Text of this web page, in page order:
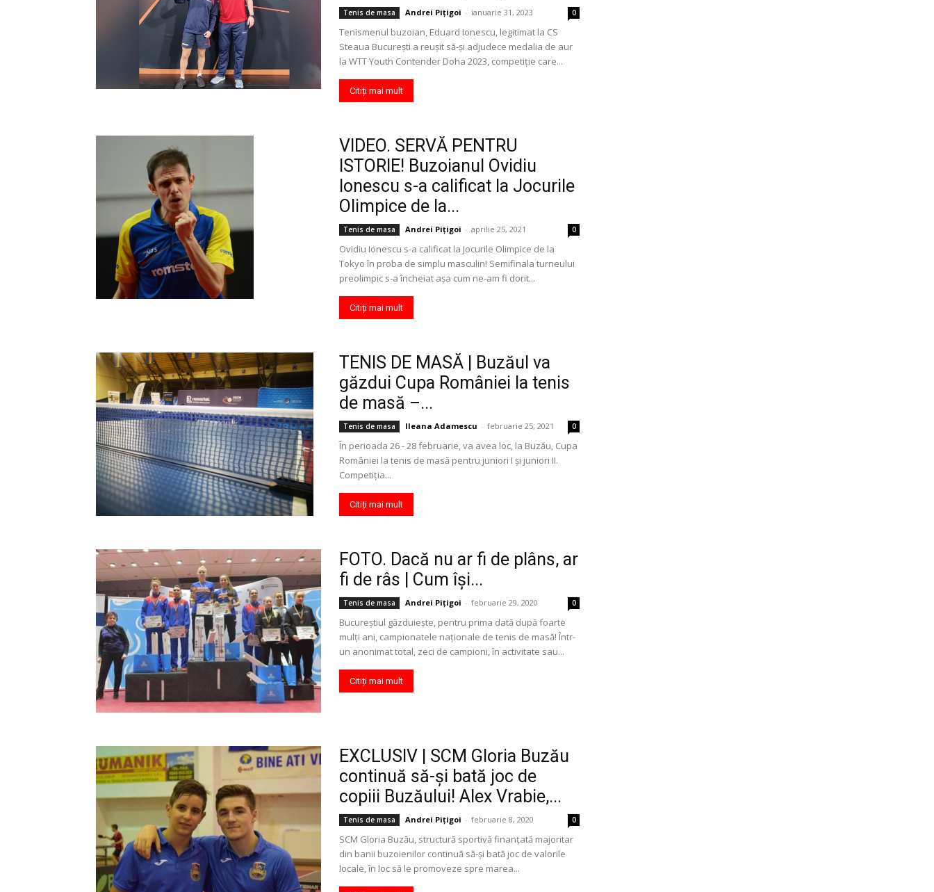
Tenis de masa Andrei Pițigoi - ianuarie 31, 2023 0
Tenismenul buzoian, Eduard Ionescu, legitimat la CS
Steaua Bucureşti a reuşit să-şi adjudece medalia de aur
la WTT Youth Contender Doha 2023, competiţie care...
Citiți mai mult
VIDEO. SERVĂ PENTRU
ISTORIE! Buzoianul Ovidiu
Ionescu s-a calificat la Jocurile
Olimpice de la...
Tenis de masa Andrei Pițigoi - aprilie 25, 2021 0
Ovidiu Ionescu s-a calificat la Jocurile Olimpice de la
Tokyo în proba de simplu masculin! Semifinala turneului
preolimpic s-a încheiat așa cum ne-am fi dorit...
Citiți mai mult
TENIS DE MASĂ | Buzăul va
găzdui Cupa României la tenis
de masă –...
Tenis de masa Ileana Adamescu - februarie 25, 2021 0
În perioada 26 - 28 februarie, va avea loc, la Buzău, Cupa
României la tenis de masă pentru juniori I și juniori II.
Competiția...
Citiți mai mult
FOTO. Dacă nu ar fi de plâns, ar
fi de râs | Cum își...
Tenis de masa Andrei Pițigoi - februarie 29, 2020 0
Bucureștiul găzduiește, pentru prima dată după foarte
mulți ani, campionatele naționale de tenis de masă! Într-
un anonimat total, zeci de campioni, în activitate sau...
Citiți mai mult
EXCLUSIV | SCM Gloria Buzău
continuă să-şi bată joc de
copiii Buzăului! Alex Vrabie,...
Tenis de masa Andrei Pițigoi - februarie 8, 2020 0
SCM Gloria Buzău, structură sportivă finanţată majoritar
din banii buzoienilor continuă să-şi bată joc de valorile
locale, în loc să le promoveze spre marea...